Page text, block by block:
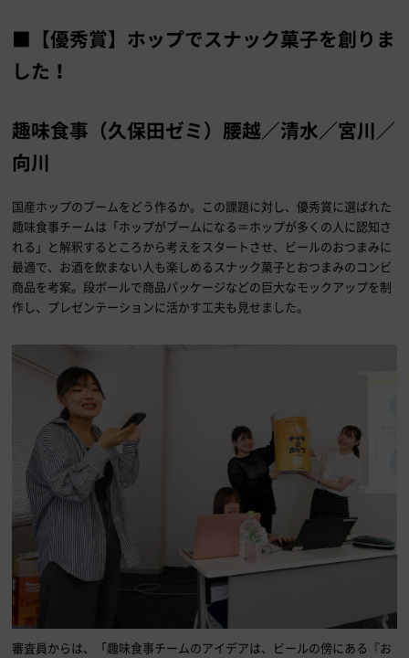
■【優秀賞】ホップでスナック菓子を創りま
した！
趣味食事（久保田ゼミ）腰越／清水／宮川／
向川
国産ホップのブームをどう作るか。この課題に対し、優秀賞に選ばれた
趣味食事チームは「ホップがブームになる＝ホップが多くの人に認知さ
れる」と解釈するところから考えをスタートさせ、ビールのおつまみに
最適で、お酒を飲まない人も楽しめるスナック菓子とおつまみのコンビ
商品を考案。段ボールで商品パッケージなどの巨大なモックアップを制
作し、プレゼンテーションに活かす工夫も見せました。
審査員からは、「趣味食事チームのアイデアは、ビールの傍にある『お